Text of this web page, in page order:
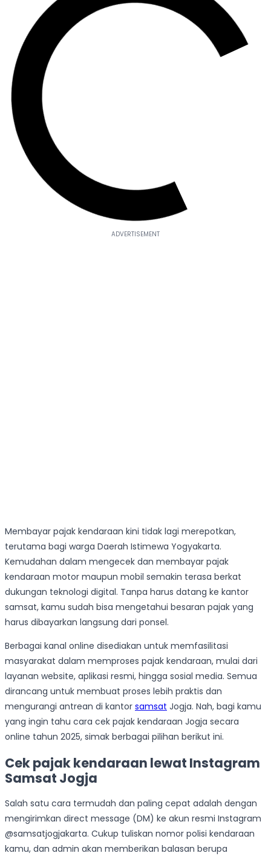
Membayar pajak kendaraan kini tidak lagi merepotkan,
terutama bagi warga Daerah Istimewa Yogyakarta.
Kemudahan dalam mengecek dan membayar pajak
kendaraan motor maupun mobil semakin terasa berkat
dukungan teknologi digital. Tanpa harus datang ke kantor
samsat, kamu sudah bisa mengetahui besaran pajak yang
harus dibayarkan langsung dari ponsel.
Berbagai kanal online disediakan untuk memfasilitasi
masyarakat dalam memproses pajak kendaraan, mulai dari
layanan website, aplikasi resmi, hingga sosial media. Semua
dirancang untuk membuat proses lebih praktis dan
mengurangi antrean di kantor samsat Jogja. Nah, bagi kamu
yang ingin tahu cara cek pajak kendaraan Jogja secara
online tahun 2025, simak berbagai pilihan berikut ini.
Cek pajak kendaraan lewat Instagram
Samsat Jogja
Salah satu cara termudah dan paling cepat adalah dengan
mengirimkan direct message (DM) ke akun resmi Instagram
@samsatjogjakarta. Cukup tuliskan nomor polisi kendaraan
kamu, dan admin akan memberikan balasan berupa